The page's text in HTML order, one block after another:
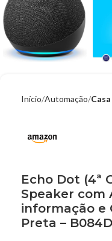
Início Automação
Echo Dot (4ª
Speaker com
informação e
Preta –